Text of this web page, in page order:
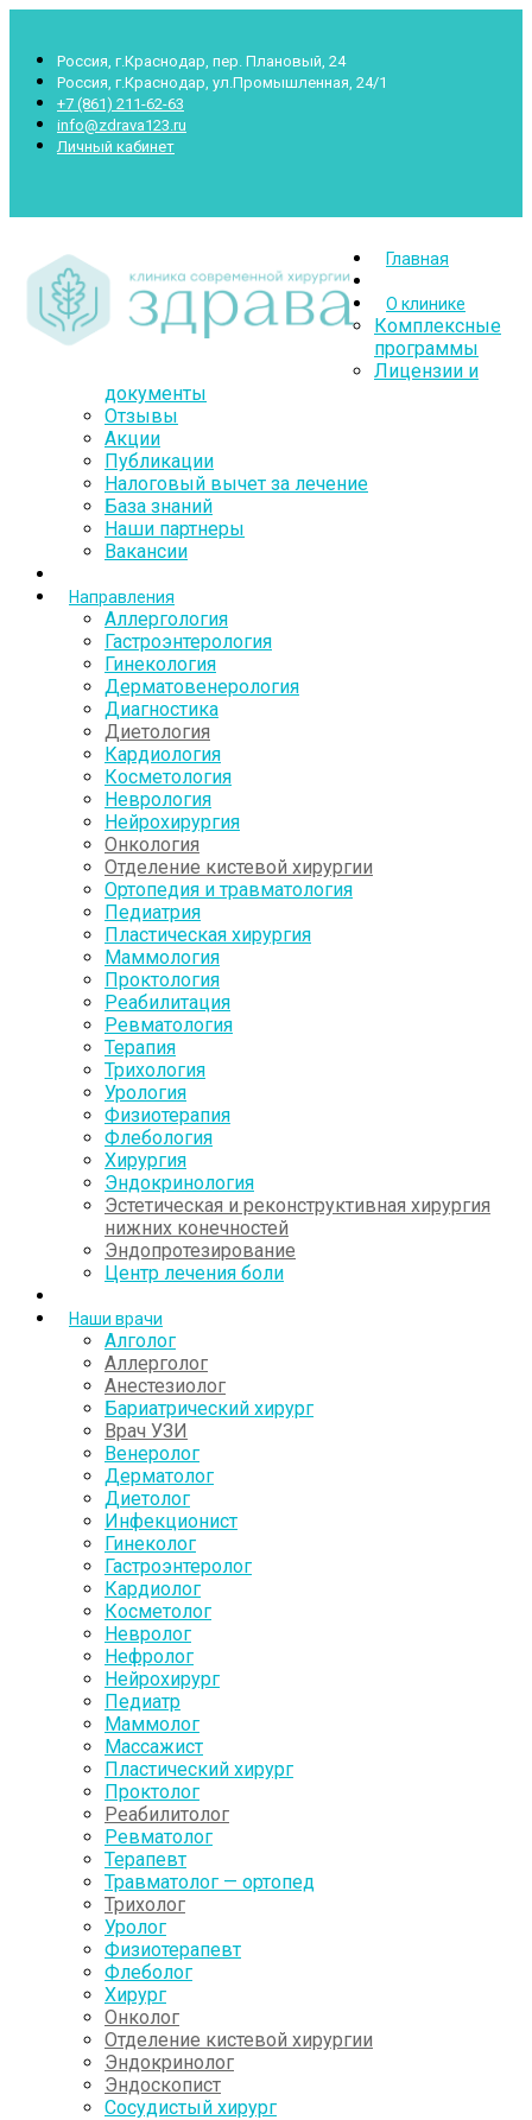
Россия, г.Краснодар, пер. Плановый, 24
Россия, г.Краснодар, ул.Промышленная, 24/1
+7 (861) 211-62-63
info@zdrava123.ru
Личный кабинет
Главная
О клинике
Комплексные
программы
Лицензии и
документы
Отзывы
Акции
Публикации
Налоговый вычет за лечение
База знаний
Наши партнеры
Вакансии
Направления
Аллергология
Гастроэнтерология
Гинекология
Дерматовенерология
Диагностика
Диетология
Кардиология
Косметология
Неврология
Нейрохирургия
Онкология
Отделение кистевой хирургии
Ортопедия и травматология
Педиатрия
Пластическая хирургия
Маммология
Проктология
Реабилитация
Ревматология
Терапия
Трихология
Урология
Физиотерапия
Флебология
Хирургия
Эндокринология
Эстетическая и реконструктивная хирургия
нижних конечностей
Эндопротезирование
Центр лечения боли
Наши врачи
Алголог
Аллерголог
Анестезиолог
Бариатрический хирург
Врач УЗИ
Венеролог
Дерматолог
Диетолог
Инфекционист
Гинеколог
Гастроэнтеролог
Кардиолог
Косметолог
Невролог
Нефролог
Нейрохирург
Педиатр
Маммолог
Массажист
Пластический хирург
Проктолог
Реабилитолог
Ревматолог
Терапевт
Травматолог — ортопед
Трихолог
Уролог
Физиотерапевт
Флеболог
Хирург
Онколог
Отделение кистевой хирургии
Эндокринолог
Эндоскопист
Сосудистый хирург